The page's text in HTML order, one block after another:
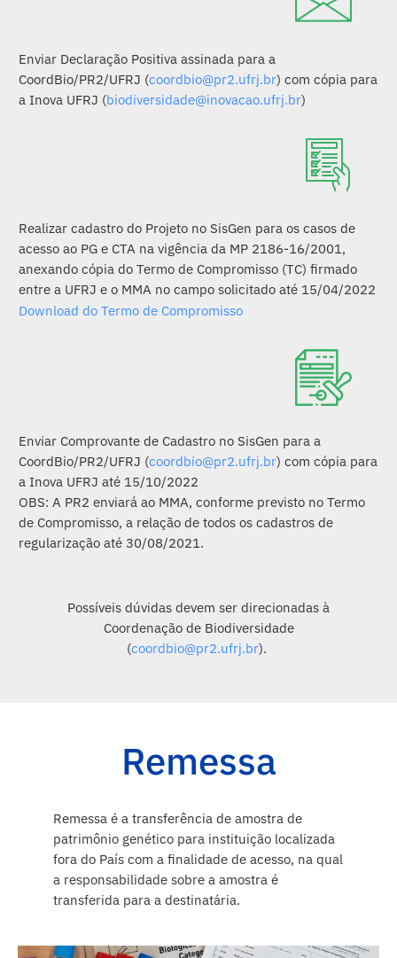
Enviar Declaração Positiva assinada para a
CoordBio/PR2/UFRJ (coordbio@pr2.ufrj.br) com cópia para
a Inova UFRJ (biodiversidade@inovacao.ufrj.br)
Realizar cadastro do Projeto no SisGen para os casos de
acesso ao PG e CTA na vigência da MP 2186-16/2001,
anexando cópia do Termo de Compromisso (TC) firmado
entre a UFRJ e o MMA no campo solicitado até 15/04/2022
Download do Termo de Compromisso
Enviar Comprovante de Cadastro no SisGen para a
CoordBio/PR2/UFRJ (coordbio@pr2.ufrj.br) com cópia para
a Inova UFRJ até 15/10/2022
OBS: A PR2 enviará ao MMA, conforme previsto no Termo
de Compromisso, a relação de todos os cadastros de
regularização até 30/08/2021.
Possíveis dúvidas devem ser direcionadas à
Coordenação de Biodiversidade
(coordbio@pr2.ufrj.br).
Remessa
Remessa é a transferência de amostra de
patrimônio genético para instituição localizada
fora do País com a finalidade de acesso, na qual
a responsabilidade sobre a amostra é
transferida para a destinatária.